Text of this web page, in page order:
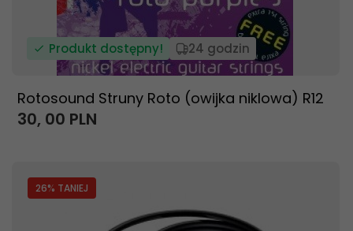
Produkt dostępny! 24 godzin
Rotosound Struny Roto (owijka niklowa) R12
30, 00 PLN
26% TANIEJ